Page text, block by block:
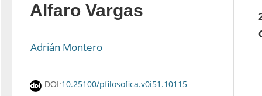
Alfaro Vargas
Adrián Montero
DOI:10.25100/pfilosofica.v0i51.10115